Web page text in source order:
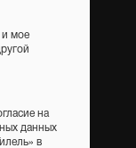
и мое
на
данных
в